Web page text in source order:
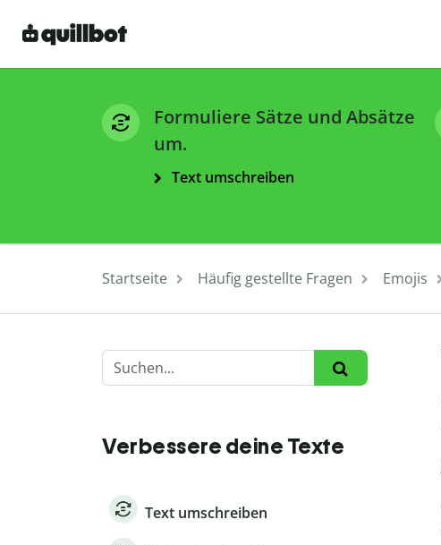
Formuliere Sätze und Absätze
um.
Text umschreiben
Startseite Häufig gestellte Fragen Emojis
Verbessere deine Texte
Text umschreiben